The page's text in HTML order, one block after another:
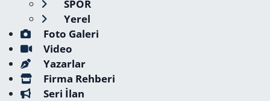
SPOR
Yerel
Foto Galeri
Video
Yazarlar
Firma Rehberi
Seri İlan